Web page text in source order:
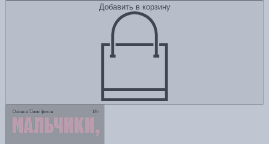
Добавить в корзину